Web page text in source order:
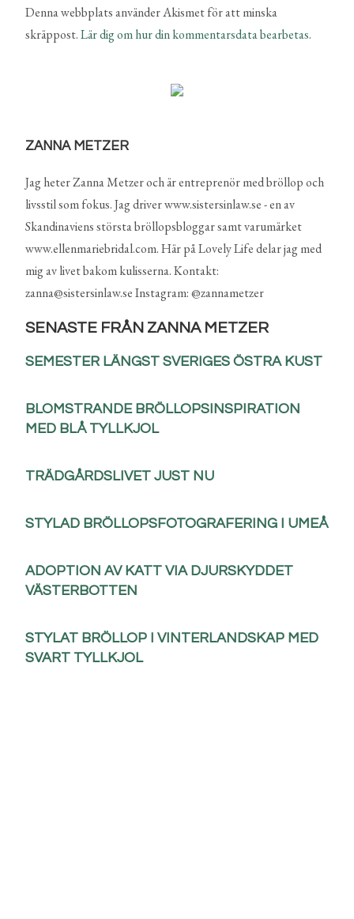
Denna webbplats använder Akismet för att minska
skräppost.Lär dig om hur din kommentarsdata bearbetas.
ZANNA METZER
Jag heter Zanna Metzer och är entreprenör med bröllop och
livsstil som fokus. Jag driver www.sistersinlaw.se - en av
Skandinaviens största bröllopsbloggar samt varumärket
www.ellenmariebridal.com. Här på Lovely Life delar jag med
mig av livet bakom kulisserna. Kontakt:
zanna@sistersinlaw.se Instagram: @zannametzer
SENASTE FRÅN ZANNA METZER
SEMESTER LÄNGST SVERIGES ÖSTRA KUST
BLOMSTRANDE BRÖLLOPSINSPIRATION
MED BLÅ TYLLKJOL
TRÄDGÅRDSLIVET JUST NU
STYLAD BRÖLLOPSFOTOGRAFERING I UMEÅ
ADOPTION AV KATT VIA DJURSKYDDET
VÄSTERBOTTEN
STYLAT BRÖLLOP I VINTERLANDSKAP MED
SVART TYLLKJOL